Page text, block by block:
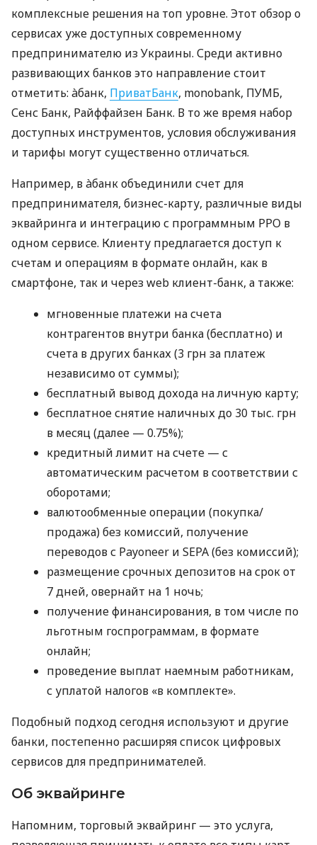
комплексные решения на топ уровне. Этот обзор о
сервисах уже доступных современному
предпринимателю из Украины. Среди активно
развивающих банков это направление стоит
отметить: àбанк, ПриватБанк, monobank, ПУМБ,
Сенс Банк, Райффайзен Банк. В то же время набор
доступных инструментов, условия обслуживания
и тарифы могут существенно отличаться.
Например, в àбанк объединили счет для
предпринимателя, бизнес-карту, различные виды
эквайринга и интеграцию с программным РРО в
одном сервисе. Клиенту предлагается доступ к
счетам и операциям в формате онлайн, как в
смартфоне, так и через web клиент-банк, а также:
мгновенные платежи на счета
контрагентов внутри банка (бесплатно) и
счета в других банках (3 грн за платеж
независимо от суммы);
бесплатный вывод дохода на личную карту;
бесплатное снятие наличных до 30 тыс. грн
в месяц (далее — 0.75%);
кредитный лимит на счете — с
автоматическим расчетом в соответствии с
оборотами;
валютообменные операции (покупка/
продажа) без комиссий, получение
переводов с Payoneer и SEPA (без комиссий);
размещение срочных депозитов на срок от
7 дней, овернайт на 1 ночь;
получение финансирования, в том числе по
льготным госпрограммам, в формате
онлайн;
проведение выплат наемным работникам,
с уплатой налогов «в комплекте».
Подобный подход сегодня используют и другие
банки, постепенно расширяя список цифровых
сервисов для предпринимателей.
Об эквайринге
Напомним, торговый эквайринг — это услуга,